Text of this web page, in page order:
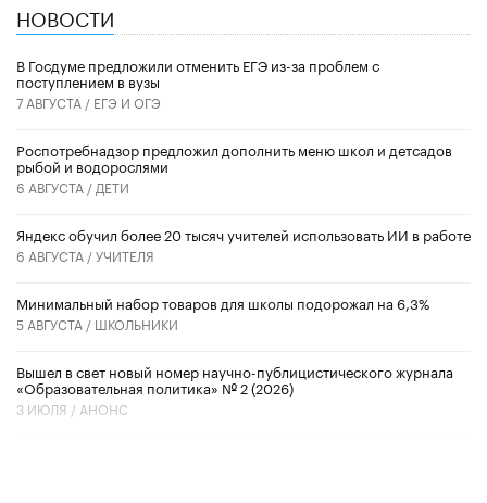
НОВОСТИ
В Госдуме предложили отменить ЕГЭ из-за проблем с
поступлением в вузы
7 АВГУСТА / ЕГЭ И ОГЭ
Роспотребнадзор предложил дополнить меню школ и детсадов
рыбой и водорослями
6 АВГУСТА / ДЕТИ
​Яндекс обучил более 20 тысяч учителей использовать ИИ в работе
6 АВГУСТА /УЧИТЕЛЯ
Минимальный набор товаров для школы подорожал на 6,3%
5 АВГУСТА / ШКОЛЬНИКИ
Вышел в свет новый номер научно-публицистического журнала
«Образовательная политика» № 2 (2026)
3 ИЮЛЯ / АНОНС